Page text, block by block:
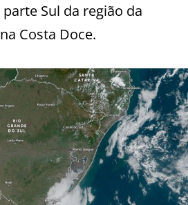
Sul da região da
Costa Doce.